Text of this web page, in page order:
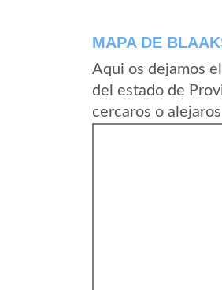
MAPA DE
Aqui os dejamos
del estado de
cercaros o